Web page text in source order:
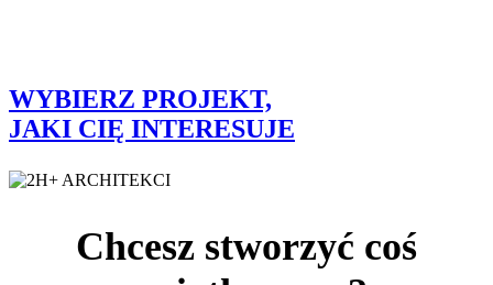
WYBIERZ PROJEKT,
JAKI CIĘ INTERESUJE
Chcesz stworzyć coś